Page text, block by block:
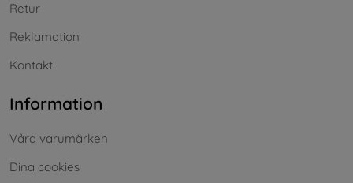
Retur
Reklamation
Kontakt
Information
Våra varumärken
Dina cookies